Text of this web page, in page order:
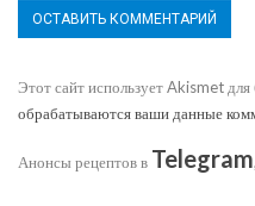
Этот сайт использует Akismet
обрабатываются ваши данные
Анонсы рецептов в Telegram,